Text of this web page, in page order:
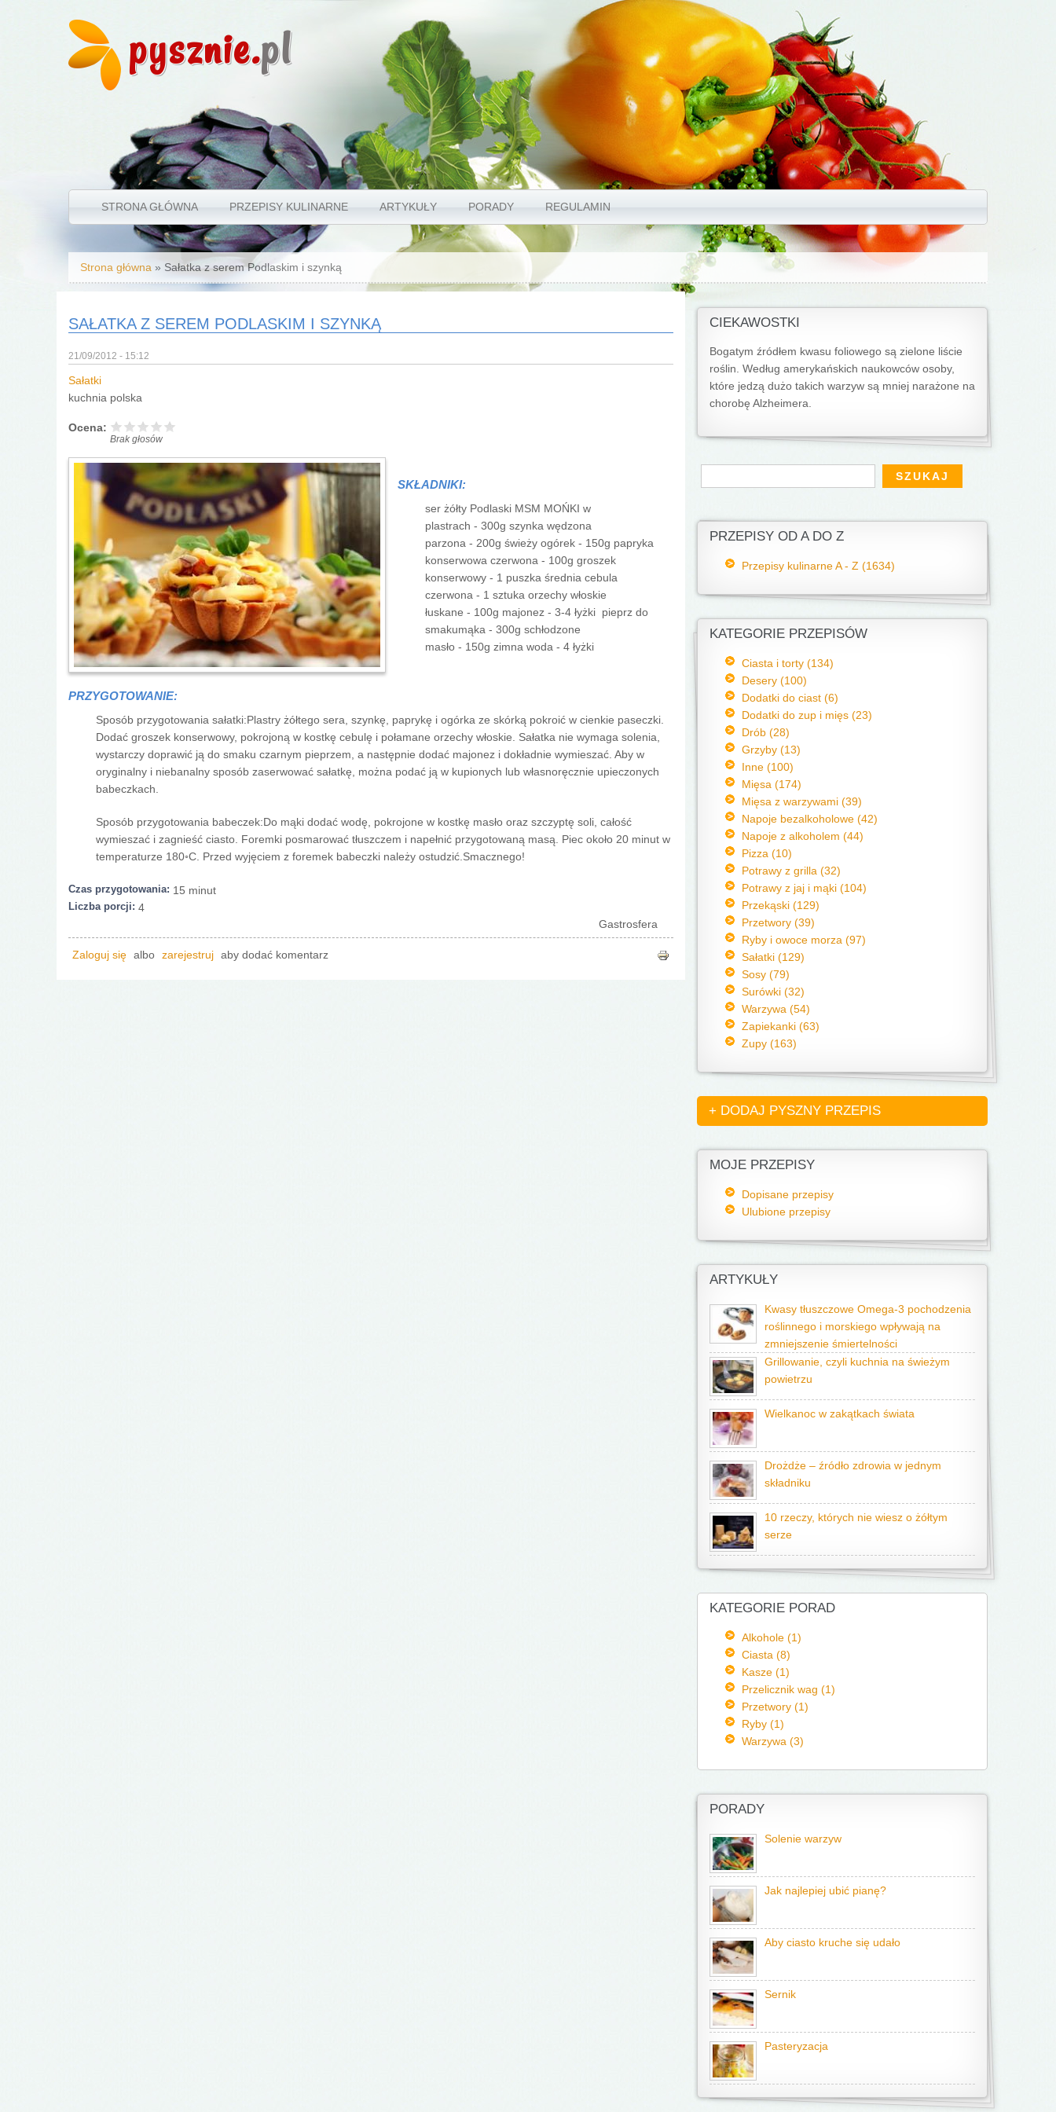
pysznie.pl
STRONA GŁÓWNA PRZEPISY KULINARNE ARTYKUŁY PORADY REGULAMIN
Jesteś tutaj
Strona główna » Sałatka z serem Podlaskim i szynką
SAŁATKA Z SEREM PODLASKIM I SZYNKĄ
21/09/2012 - 15:12
Sałatki
kuchnia polska
Ocena:
Brak głosów
SKŁADNIKI:
ser żółty Podlaski MSM MOŃKI w
plastrach - 300g szynka wędzona
parzona - 200g świeży ogórek - 150g papryka
konserwowa czerwona - 100g groszek
konserwowy - 1 puszka średnia cebula
czerwona - 1 sztuka orzechy włoskie
łuskane - 100g majonez - 3-4 łyżki pieprz do
smakumąka - 300g schłodzone
masło - 150g zimna woda - 4 łyżki
PRZYGOTOWANIE:
Sposób przygotowania sałatki:Plastry żółtego sera, szynkę, paprykę i ogórka ze skórką pokroić w cienkie paseczki.
Dodać groszek konserwowy, pokrojoną w kostkę cebulę i połamane orzechy włoskie. Sałatka nie wymaga solenia,
wystarczy doprawić ją do smaku czarnym pieprzem, a następnie dodać majonez i dokładnie wymieszać. Aby w
oryginalny i niebanalny sposób zaserwować sałatkę, można podać ją w kupionych lub własnoręcznie upieczonych
babeczkach.
Sposób przygotowania babeczek:Do mąki dodać wodę, pokrojone w kostkę masło oraz szczyptę soli, całość
wymieszać i zagnieść ciasto. Foremki posmarować tłuszczem i napełnić przygotowaną masą. Piec około 20 minut w
temperaturze 180◦C. Przed wyjęciem z foremek babeczki należy ostudzić.Smacznego!
Czas przygotowania: 15 minut
Liczba porcji: 4
Gastrosfera
Zaloguj się albo zarejestruj aby dodać komentarz
CIEKAWOSTKI
Bogatym źródłem kwasu foliowego są zielone liście
roślin. Według amerykańskich naukowców osoby,
które jedzą dużo takich warzyw są mniej narażone na
chorobę Alzheimera.
Formularz wyszukiwania
Szukaj
PRZEPISY OD A DO Z
Przepisy kulinarne A - Z (1634)
KATEGORIE PRZEPISÓW
Ciasta i torty (134)
Desery (100)
Dodatki do ciast (6)
Dodatki do zup i mięs (23)
Drób (28)
Grzyby (13)
Inne (100)
Mięsa (174)
Mięsa z warzywami (39)
Napoje bezalkoholowe (42)
Napoje z alkoholem (44)
Pizza (10)
Potrawy z grilla (32)
Potrawy z jaj i mąki (104)
Przekąski (129)
Przetwory (39)
Ryby i owoce morza (97)
Sałatki (129)
Sosy (79)
Surówki (32)
Warzywa (54)
Zapiekanki (63)
Zupy (163)
+ DODAJ PYSZNY PRZEPIS
MOJE PRZEPISY
Dopisane przepisy
Ulubione przepisy
ARTYKUŁY
Kwasy tłuszczowe Omega-3 pochodzenia
roślinnego i morskiego wpływają na
zmniejszenie śmiertelności
Grillowanie, czyli kuchnia na świeżym
powietrzu
Wielkanoc w zakątkach świata
Drożdże – źródło zdrowia w jednym
składniku
10 rzeczy, których nie wiesz o żółtym
serze
KATEGORIE PORAD
Alkohole (1)
Ciasta (8)
Kasze (1)
Przelicznik wag (1)
Przetwory (1)
Ryby (1)
Warzywa (3)
PORADY
Solenie warzyw
Jak najlepiej ubić pianę?
Aby ciasto kruche się udało
Sernik
Pasteryzacja